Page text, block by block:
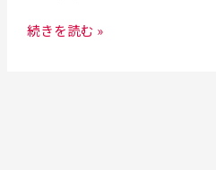
ッ
続きを読む »